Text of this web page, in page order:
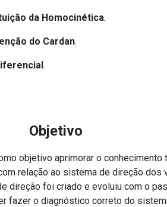
da Homocinética.
do Cardan.
.
Objetivo
objetivo aprimorar o
relação ao sistema de direção dos
direção foi criado e evoluiu com o
fazer o diagnóstico correto do